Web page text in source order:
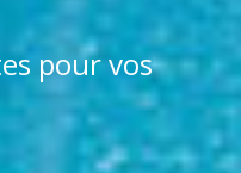
pour vos